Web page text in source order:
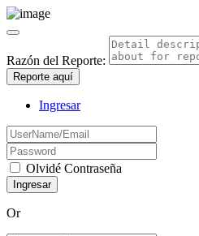
Razón del Reporte:
Reporte aquí
Ingresar
Olvidé Contraseña
Or